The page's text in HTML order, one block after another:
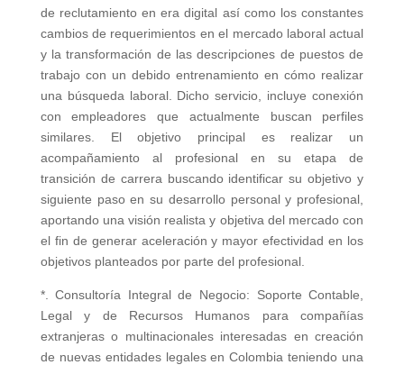
de reclutamiento en era digital así como los constantes
cambios de requerimientos en el mercado laboral actual
y la transformación de las descripciones de puestos de
trabajo con un debido entrenamiento en cómo realizar
una búsqueda laboral. Dicho servicio, incluye conexión
con empleadores que actualmente buscan perfiles
similares. El objetivo principal es realizar un
acompañamiento al profesional en su etapa de
transición de carrera buscando identificar su objetivo y
siguiente paso en su desarrollo personal y profesional,
aportando una visión realista y objetiva del mercado con
el fin de generar aceleración y mayor efectividad en los
objetivos planteados por parte del profesional.
*. Consultoría Integral de Negocio: Soporte Contable,
Legal y de Recursos Humanos para compañías
extranjeras o multinacionales interesadas en creación
de nuevas entidades legales en Colombia teniendo una